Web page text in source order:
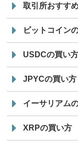
取引所おすす
ビットコイン
USDCの買い方
JPYCの買い方
イーサリアム
XRPの買い方